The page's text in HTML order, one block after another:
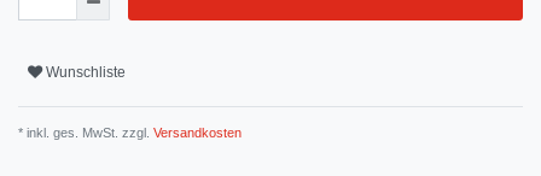
Wunschliste
* inkl. ges. MwSt. zzgl. Versandkosten